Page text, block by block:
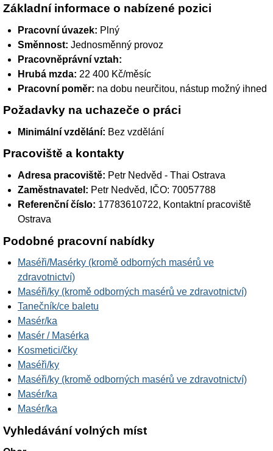
Základní informace o nabízené pozici
Pracovní úvazek: Plný
Směnnost: Jednosměnný provoz
Pracovněprávní vztah:
Hrubá mzda: 22 400 Kč/měsíc
Pracovní poměr: na dobu neurčitou, nástup možný ihned
Požadavky na uchazeče o práci
Minimální vzdělání: Bez vzdělání
Pracoviště a kontakty
Adresa pracoviště: Petr Nedvěd - Thai Ostrava
Zaměstnavatel: Petr Nedvěd, IČO: 70057788
Referenční číslo: 17783610722, Kontaktní pracoviště
Ostrava
Podobné pracovní nabídky
Maséři/Masérky (kromě odborných masérů ve
zdravotnictví)
Maséři/ky (kromě odborných masérů ve zdravotnictví)
Tanečník/ce baletu
Masér/ka
Masér / Masérka
Kosmetici/čky
Maséři/ky
Maséři/ky (kromě odborných masérů ve zdravotnictví)
Masér/ka
Masér/ka
Vyhledávání volných míst